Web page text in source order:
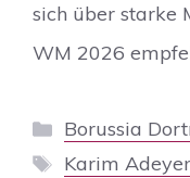
sich über starke
WM 2026
Kategorien
Borussia
Schlagwörter
Karim